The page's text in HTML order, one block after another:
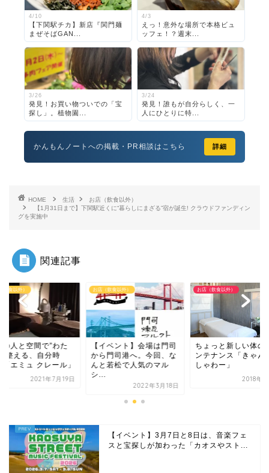
4/10
【下関駅チカ】新店『関門麺
まぜそばGAN...
4/3
えっ！意外な場所で本格ビュ
ッフェ！？週末...
3/26
発見！お買い物ついでの「宝
探し」。植物園...
3/24
発見！誰もが自分らしく、一
人にひとりに特...
かんもんノートへの掲載・PR相談はこちら 詳細
HOME 生活
お店（飲食以外）
【1月31日まで】下関駅近くに“暮らしにまざる”宿が誕生! クラウドファンディン
グを実施中
関連記事
飲食以外）
ベント】会場は門司
門司港へ。今回、な
若松で人気のマル
お店（飲食以外）
ちょっと新しい体のメイ
ンテナンス「きゃんどる
しゃわー」
お店（飲食以外）
癒しの人と空間で”
し”を整える、自分時
間。「エミュ クレ
2021年7
【イベント】3月7日と8日は、音楽フェ
スと宝探しが加わった「カオスやスト...